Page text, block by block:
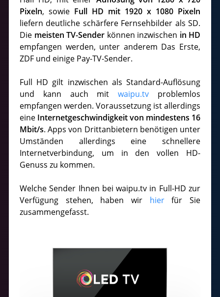
Pixeln, sowie Full HD mit 1920 x 1080 Pixeln
liefern deutliche schärfere Fernsehbilder als SD.
Die meisten TV-Sender können inzwischen in HD
empfangen werden, unter anderem Das Erste,
ZDF und einige Pay-TV-Sender.
Full HD gilt inzwischen als Standard-Auflösung
und kann auch mitwaipu.tv problemlos
empfangen werden. Voraussetzung ist allerdings
eine Internetgeschwindigkeit von mindestens 16
Mbit/s. Apps von Drittanbietern benötigen unter
Umständen allerdings eine schnellere
Internetverbindung, um in den vollen HD-
Genuss zu kommen.
Welche Sender Ihnen bei waipu.tv in Full-HD zur
Verfügung stehen, haben wir hierfür Sie
zusammengefasst.